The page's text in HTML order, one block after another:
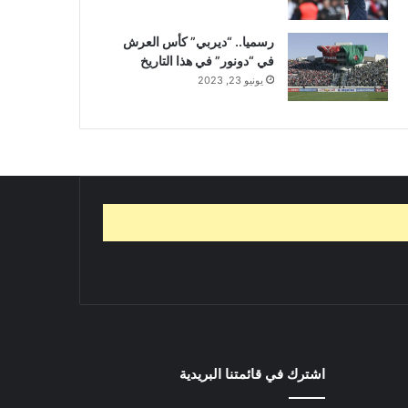
رسميا.. “ديربي” كأس العرش
في “دونور” في هذا التاريخ
يونيو 23, 2023
اشترك في قائمتنا البريدية